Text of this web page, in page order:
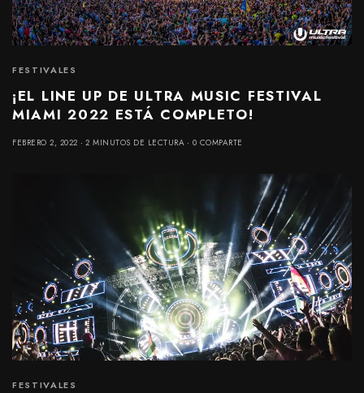
FESTIVALES
¡EL LINE UP DE ULTRA MUSIC FESTIVAL
MIAMI 2022 ESTÁ COMPLETO!
FEBRERO 2, 2022 2 MINUTOS DE LECTURA 0 COMPARTE
FESTIVALES